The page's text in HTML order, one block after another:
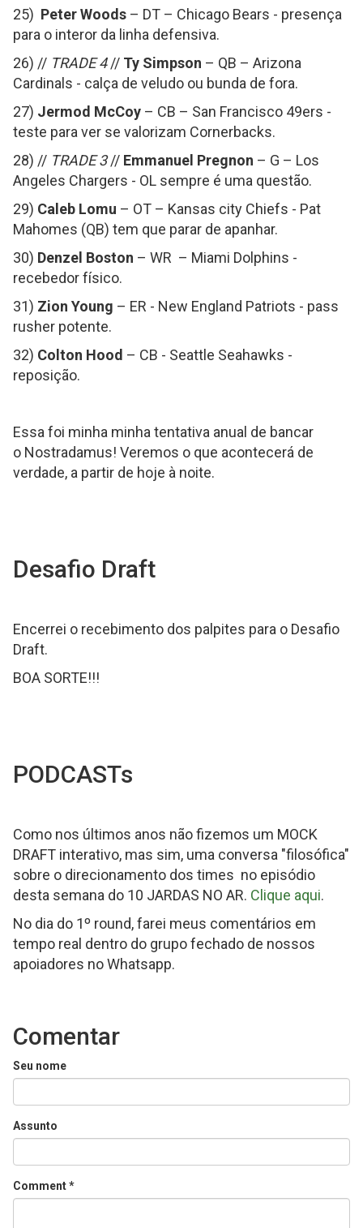
25) Peter Woods – DT – Chicago Bears - presença
para o interor da linha defensiva.
26) // TRADE 4// Ty Simpson – QB – Arizona
Cardinals - calça de veludo ou bunda de fora.
27) Jermod McCoy – CB – San Francisco 49ers -
teste para ver se valorizam Cornerbacks.
28) // TRADE 3// Emmanuel Pregnon – G – Los
Angeles Chargers - OL sempre é uma questão.
29) Caleb Lomu – OT – Kansas city Chiefs - Pat
Mahomes (QB) tem que parar de apanhar.
30) Denzel Boston – WR – Miami Dolphins -
recebedor físico.
31) Zion Young – ER - New England Patriots - pass
rusher potente.
32) Colton Hood – CB - Seattle Seahawks -
reposição.
Essa foi minha minha tentativa anual de bancar
o Nostradamus! Veremos o que acontecerá de
verdade, a partir de hoje à noite.
Desafio Draft
Encerrei o recebimento dos palpites para o Desafio
Draft.
BOA SORTE!!!
PODCASTs
Como nos últimos anos não fizemos um MOCK
DRAFT interativo, mas sim, uma conversa "filosófica"
sobre o direcionamento dos times no episódio
desta semana do 10 JARDAS NO AR. Clique aqui.
No dia do 1º round, farei meus comentários em
tempo real dentro do grupo fechado de nossos
apoiadores no Whatsapp.
Comentar
Seu nome
Assunto
Comment*